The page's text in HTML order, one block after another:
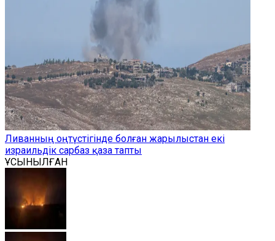
Ливанның оңтүстігінде болған жарылыстан екі
израильдік сарбаз қаза тапты
ҰСЫНЫЛҒАН